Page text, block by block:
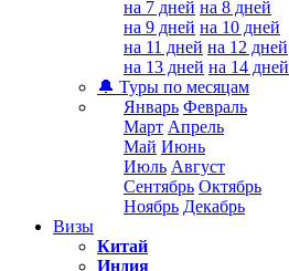
на 7 дней на 8 дней
на 9 дней на 10 дней
на 11 дней на 12 дней
на 13 дней на 14 дней
🔔 Туры по месяцам
Январь Февраль
Март Апрель
Май Июнь
Июль Август
Сентябрь Октябрь
Ноябрь Декабрь
Визы
Китай
Индия